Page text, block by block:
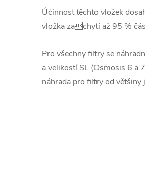
Účinnost těchto vložek
vložka zachytí až 95 %
Pro všechny filtry se
a velikostí SL (Osmosis 6 a
náhrada pro filtry od většiny